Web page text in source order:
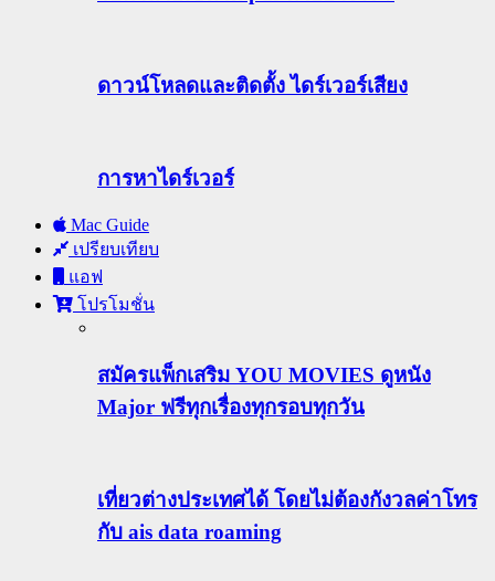
ดาวน์โหลดและติดตั้ง ไดร์เวอร์เสียง
การหาไดร์เวอร์
Mac Guide
เปรียบเทียบ
แอฟ
โปรโมชั่น
สมัครแพ็กเสริม YOU MOVIES ดูหนัง
Major ฟรีทุกเรื่องทุกรอบทุกวัน
เที่ยวต่างประเทศได้ โดยไม่ต้องกังวลค่าโทร
กับ ais data roaming